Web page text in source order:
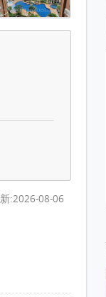
:2026-08-06